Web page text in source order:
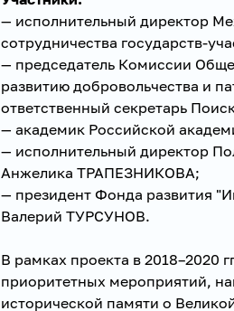
— исполнительный директор
сотрудничества государств-
— председатель Комиссии
развитию добровольчества и
ответственный секретарь
— академик Российской
— исполнительный директор
Анжелика ТРАПЕЗНИКОВА;
— президент Фонда развития
Валерий ТУРСУНОВ.
В рамках проекта в 2018–2020
приоритетных мероприятий,
исторической памяти о